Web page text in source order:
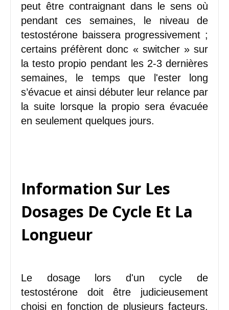
peut être contraignant dans le sens où
pendant ces semaines, le niveau de
testostérone baissera progressivement ;
certains préfèrent donc « switcher » sur
la testo propio pendant les 2-3 dernières
semaines, le temps que l'ester long
s’évacue et ainsi débuter leur relance par
la suite lorsque la propio sera évacuée
en seulement quelques jours.
Information Sur Les
Dosages De Cycle Et La
Longueur
Le dosage lors d'un cycle de
testostérone doit être judicieusement
choisi en fonction de plusieurs facteurs.